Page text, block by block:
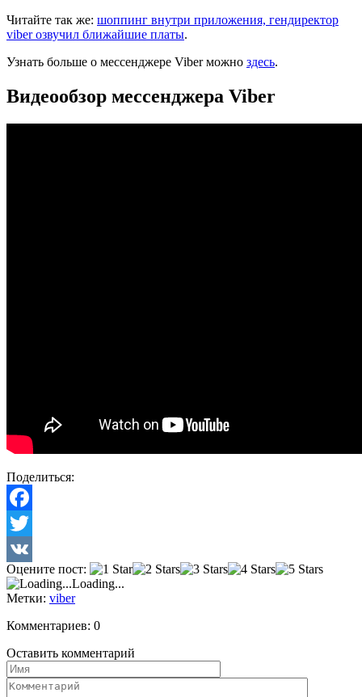
Читайте так же: шоппинг внутри приложения, гендиректор
viber озвучил ближайшие платы.
Узнать больше о мессенджере Viber можно здесь.
Видеообзор мессенджера Viber
Поделиться:
Facebook
Twitter
VK
Оцените пост:
Loading...
Метки: viber
Комментариев: 0
Оставить комментарий